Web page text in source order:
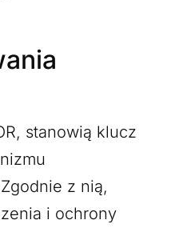
stanowią klucz
z nią,
i ochrony